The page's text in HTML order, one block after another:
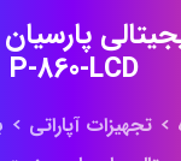
پارسیان
P-860-LCD
تجهیزات آپاراتی